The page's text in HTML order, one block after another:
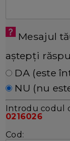
Mesajul
aștepți
DA (este
NU (nu
Introdu codul
0216026
Cod: